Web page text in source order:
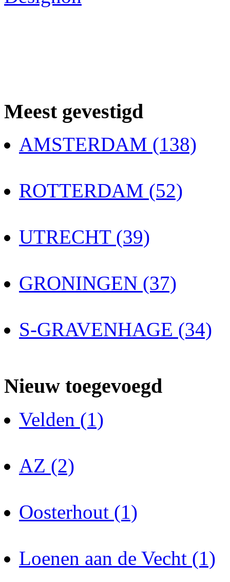
Meest gevestigd
AMSTERDAM (138)
ROTTERDAM (52)
UTRECHT (39)
GRONINGEN (37)
S-GRAVENHAGE (34)
Nieuw toegevoegd
Velden (1)
AZ (2)
Oosterhout (1)
Loenen aan de Vecht (1)